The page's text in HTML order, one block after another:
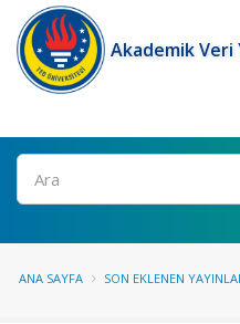
Akademik
Ara
ANA SAYFA SON EKLENEN